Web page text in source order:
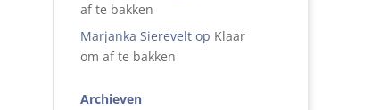
af te bakken
Marjanka Siereveltop Klaar
om af te bakken
Archieven